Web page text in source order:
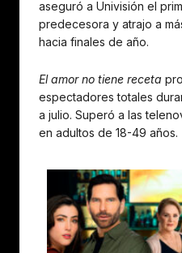
aseguró a Univisión el
predecesora y atrajo a
hacia finales de año.
El amor no tiene receta
espectadores totales
a julio. Superó a las
en adultos de 18-49 años.